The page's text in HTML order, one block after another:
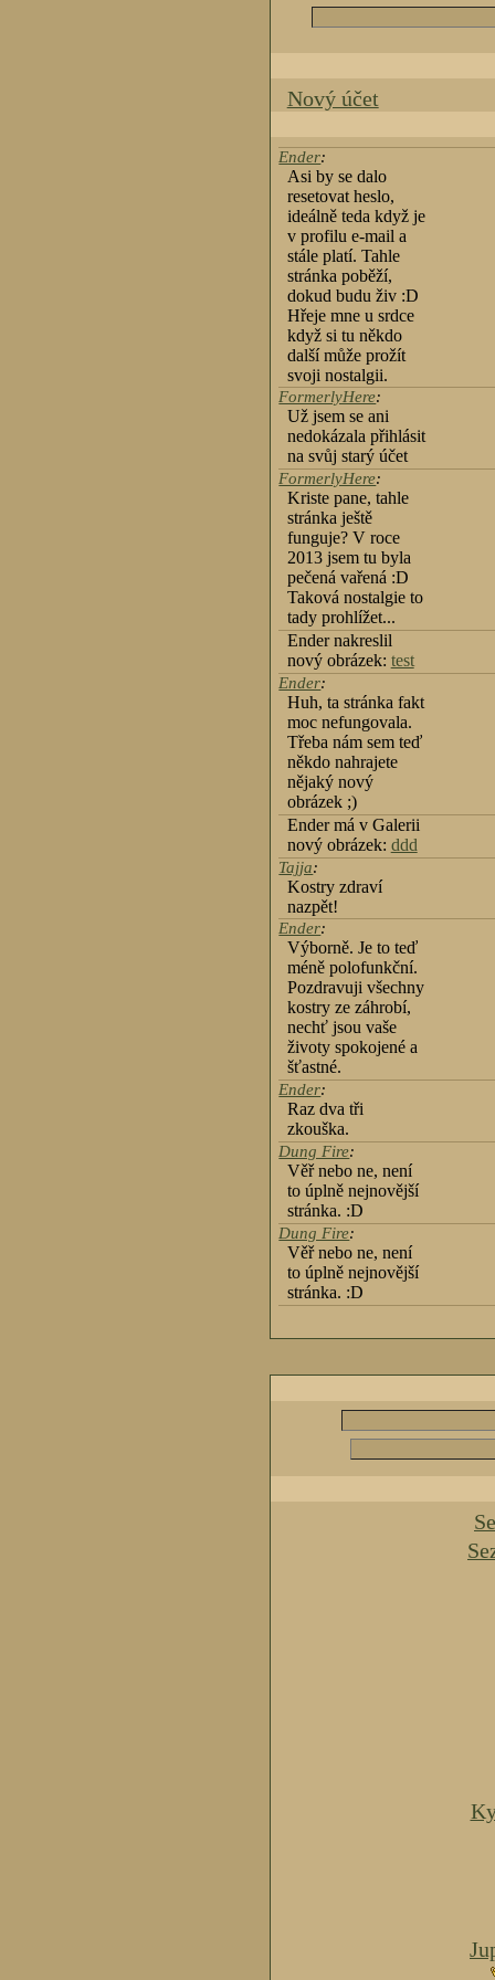
Nový účet
Ender:
Asi by se dalo
resetovat heslo,
ideálně teda když je
v profilu e-mail a
stále platí. Tahle
stránka poběží,
dokud budu živ :D
Hřeje mne u srdce
když si tu někdo
další může prožít
svoji nostalgii.
FormerlyHere:
Už jsem se ani
nedokázala přihlásit
na svůj starý účet
FormerlyHere:
Kriste pane, tahle
stránka ještě
funguje? V roce
2013 jsem tu byla
pečená vařená :D
Taková nostalgie to
tady prohlížet...
Ender nakreslil
nový obrázek: test
Ender:
Huh, ta stránka fakt
moc nefungovala.
Třeba nám sem teď
někdo nahrajete
nějaký nový
obrázek ;)
Ender má v Galerii
nový obrázek: ddd
Tajja:
Kostry zdraví
nazpět!
Ender:
Výborně. Je to teď
méně polofunkční.
Pozdravuji všechny
kostry ze záhrobí,
nechť jsou vaše
životy spokojené a
šťastné.
Ender:
Raz dva tři
zkouška.
Dung Fire:
Věř nebo ne, není
to úplně nejnovější
stránka. :D
Dung Fire:
Věř nebo ne, není
to úplně nejnovější
stránka. :D